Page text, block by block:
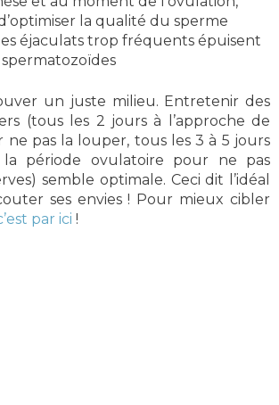
la qualité du sperme
éjaculats trop fréquents épuisent
spermatozoïdes
un juste milieu. Entretenir des
(tous les 2 jours à l’approche de
ne pas la louper, tous les 3 à 5 jours
période ovulatoire pour ne pas
semble optimale. Ceci dit l’idéal
ses envies ! Pour mieux cibler
par ici !